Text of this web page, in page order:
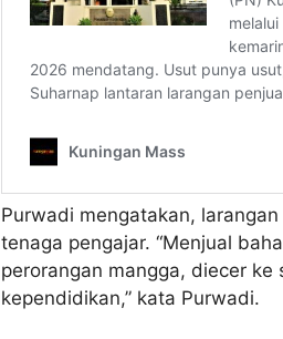
Purwadi mengatakan,
tenaga pengajar. “Menjual
perorangan mangga, diecer
kependidikan,” kata Purwadi.